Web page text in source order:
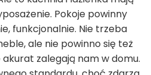
Pokoje powinny
funkcjonalnie. Nie trzeba
ale nie powinno się też
zalegają nam w domu.